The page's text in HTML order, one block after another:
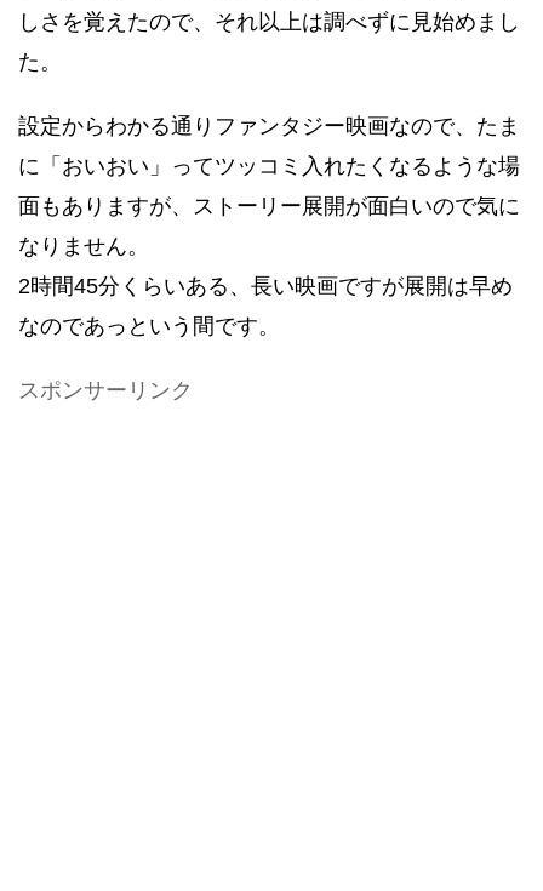
しさを覚えたので、それ以上は調べずに見始めまし
た。
設定からわかる通りファンタジー映画なので、たま
に「おいおい」ってツッコミ入れたくなるような場
面もありますが、ストーリー展開が面白いので気に
なりません。
2時間45分くらいある、長い映画ですが展開は早め
なのであっという間です。
スポンサーリンク